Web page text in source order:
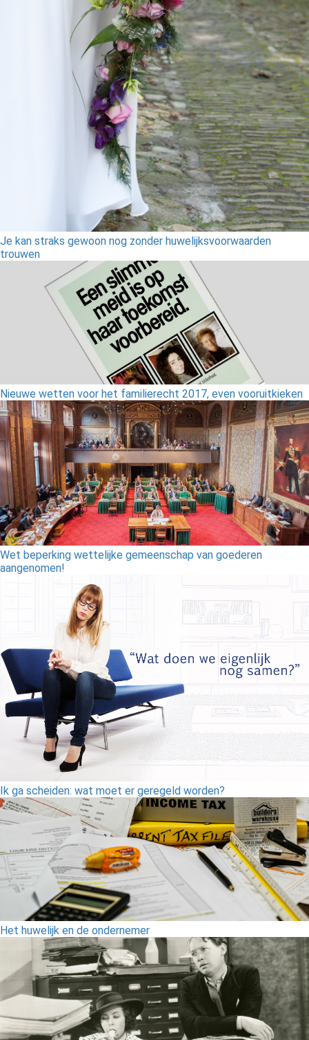
Je kan straks gewoon nog zonder huwelijksvoorwaarden
trouwen
Nieuwe wetten voor het familierecht 2017, even vooruitkieken
Wet beperking wettelijke gemeenschap van goederen
aangenomen!
Ik ga scheiden: wat moet er geregeld worden?
Het huwelijk en de ondernemer